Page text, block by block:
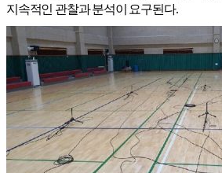
지속적인 관찰과 분석이 요구된다.